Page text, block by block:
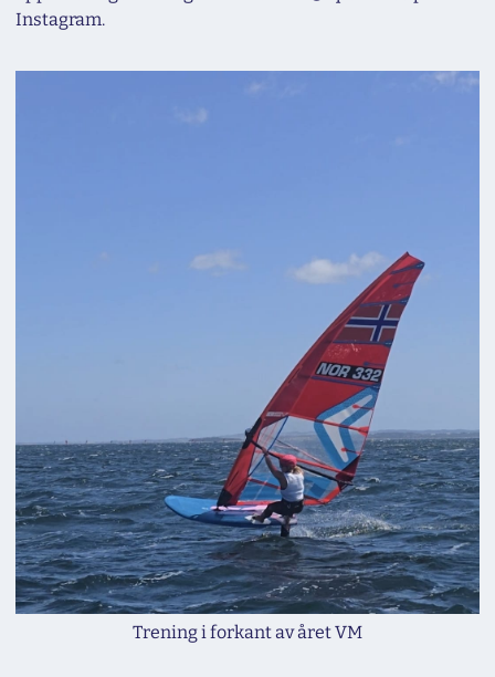
Instagram.
Trening i forkant av året VM